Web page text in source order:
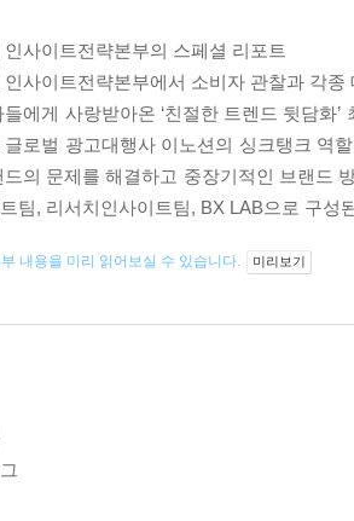
인사이트전략본부의 스페셜 리포트
인사이트전략본부에서 소비자 관찰과 각
들에게 사랑받아온 ‘친절한 트렌드 뒷담화
글로벌 광고대행사 이노션의 싱크탱크 역
드의 문제를 해결하고 중장기적인 브랜드
팀, 리서치인사이트팀, BX LAB으로 구성
내용을 미리 읽어보실 수 있습니다. 미리보기